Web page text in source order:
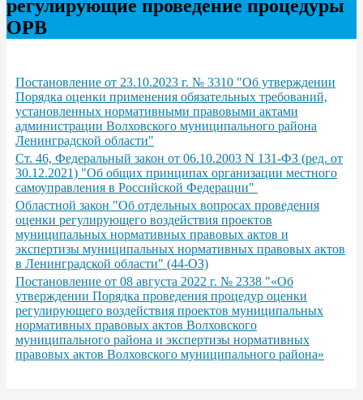
регулирующие проведение процедуры
ОРВ
Постановление от 23.10.2023 г. № 3310 "Об утверждении
Порядка оценки применения обязательных требований,
установленных нормативными правовыми актами
администрации Волховского муниципального района
Ленинградской области"
Ст. 46, Федеральный закон от 06.10.2003 N 131-ФЗ (ред. от
30.12.2021) "Об общих принципах организации местного
самоуправления в Российской Федерации"
Областной закон "Об отдельных вопросах проведения
оценки регулирующего воздействия проектов
муниципальных нормативных правовых актов и
экспертизы муниципальных нормативных правовых актов
в Ленинградской области" (44-ОЗ)
Постановление от 08 августа 2022 г. № 2338 "«Об
утверждении Порядка проведения процедур оценки
регулирующего воздействия проектов муниципальных
нормативных правовых актов Волховского
муниципального района и экспертизы нормативных
правовых актов Волховского муниципального района»